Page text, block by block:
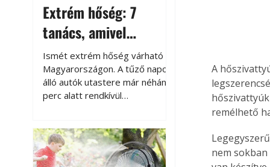
Extrém hőség: 7
tanács, amivel
megóvhatjuk
autónkat a nyári
károktól
Ismét extrém hőség várható
Magyarországon. A tűző napon
álló autók utastere már néhány
perc alatt rendkívül
megközelítheti. Ez nemcsak a
beszállást teszi kellemetlenné,
hanem az autó állapotára és a
A
remélhető
nem